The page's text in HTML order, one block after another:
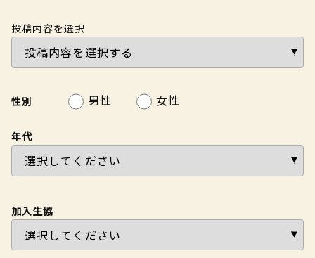
投稿内容を選択
性別 男性 女性
年代
加入生協